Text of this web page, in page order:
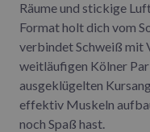
Räume und stickige
Format holt dich vom
verbindet Schweiß mit
weitläufigen Kölner
ausgeklügelten
effektiv Muskeln
noch Spaß hast.